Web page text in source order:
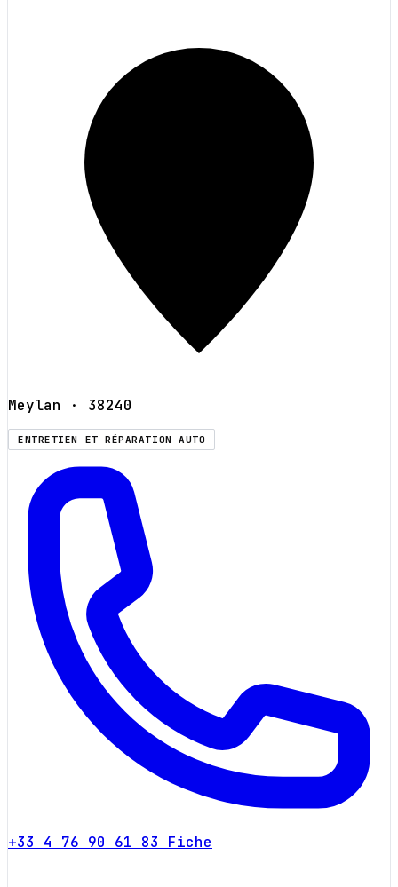
Meylan · 38240
ENTRETIEN ET RÉPARATION AUTO
+33 4 76 90 61 83 Fiche